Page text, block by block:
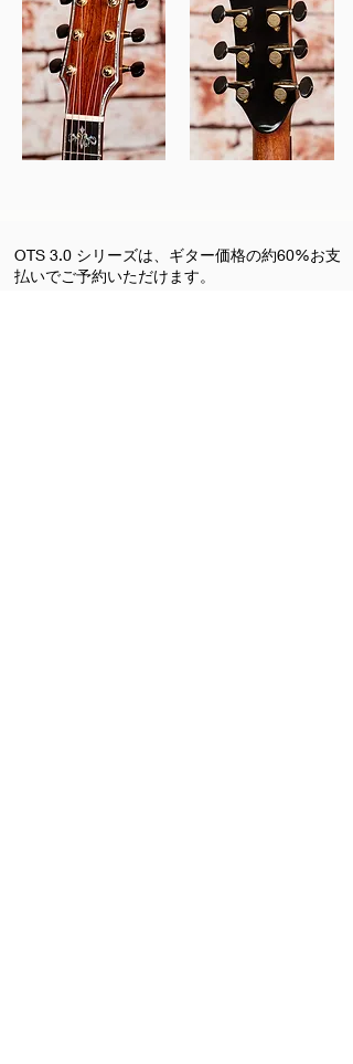
OTS 3.0 シリーズは、ギター価格の約60%お支
払いでご予約いただけます。